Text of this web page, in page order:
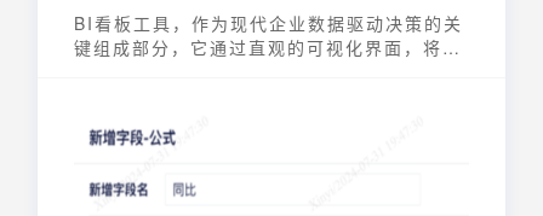
BI看板工具，作为现代企业数据驱动决策的关
键组成部分，它通过直观的可视化界面，将复
数据源的信息，并以集中、交互的方式呈现，
适的BI看板工具，对于企业提升数据洞察力、